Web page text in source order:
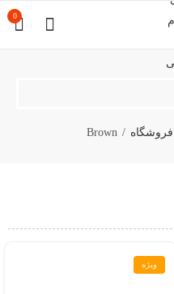
0
فروشگاه Brown
ویژه